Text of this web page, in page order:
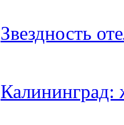
Звездность
Калининград: